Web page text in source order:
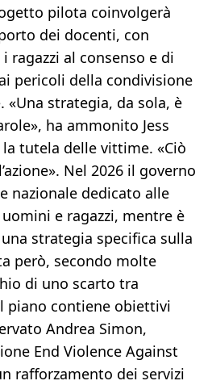
pilota coinvolgerà
dei docenti, con
ragazzi al consenso e di
pericoli della condivisione
strategia, da sola, è
ha ammonito Jess
tutela delle vittime. «Ciò
Nel 2026 il governo
nazionale dedicato alle
e ragazzi, mentre è
strategia specifica sulla
però, secondo molte
di uno scarto tra
piano contiene obiettivi
Andrea Simon,
End Violence Against
rafforzamento dei servizi